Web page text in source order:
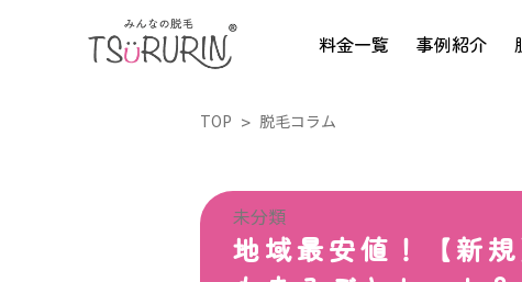
料金一覧 事例紹介
TOP 脱毛コラム
未分類
地域最安値！【新